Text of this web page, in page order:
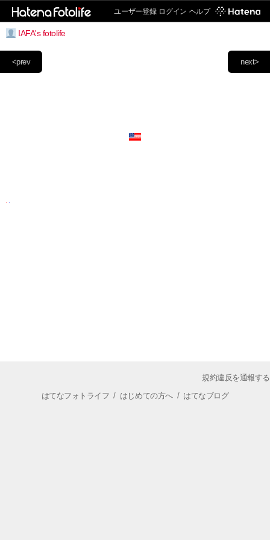
ユーザー登録 ログイン ヘルプ
IAFA's fotolife
next>
<prev
規約違反を通報する
はてなフォトライフ / はじめての方へ/ はてなブログ